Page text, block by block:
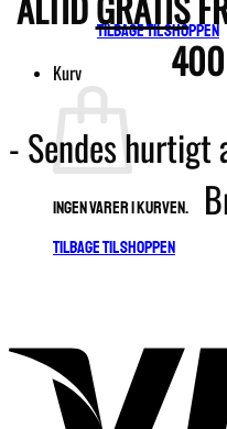
Tilbage til shoppen
Kurv
Ingen varer i kurven.
Tilbage til shoppen
- Sendes hurtigt